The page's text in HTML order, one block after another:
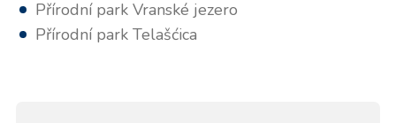
Přírodní park Vranské jezero
Přírodní park Telašćica